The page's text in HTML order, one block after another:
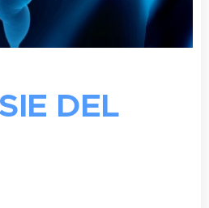
DEL